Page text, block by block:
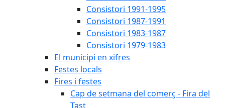
Consistori 1991-1995
Consistori 1987-1991
Consistori 1983-1987
Consistori 1979-1983
El municipi en xifres
Festes locals
Fires i festes
Cap de setmana del comerç - Fira del
Tast